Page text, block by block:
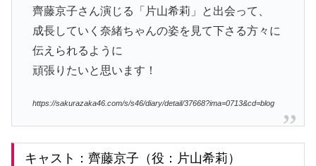
齊藤京子さん演じる「片山希莉」と出会って、
成長していく奈緒ちゃんの姿を見て下さる方々に
伝えられるように
頑張りたいと思います！
https://sakurazaka46.com/s/s46/diary/detail/37668?ima=0713&cd=blog
キャスト：齊藤京子（役：片山希莉）